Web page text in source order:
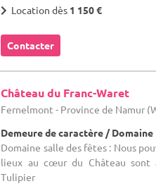
Location dès 1 150 €
Contacter
Château du Franc-Waret
Fernelmont - Province de Namur
Demeure de caractère / Domaine
Domaine salle des fêtes : Nous
lieux au cœur du Château sont
Tulipier